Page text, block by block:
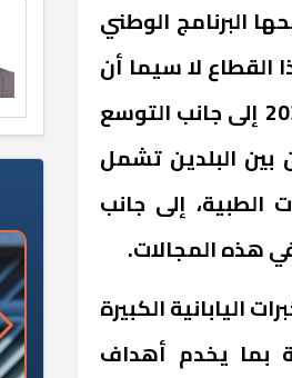
البرنامج الوطني
القطاع لا سيما أن
البرنامج يستهدف إنتاج 100 ألف سيارة حتى عام 2030 إلى جانب التوسع
بين البلدين تشمل
الطبية، إلى جانب
في هذه المجالات.
اليابانية الكبيرة
بما يخدم أهداف